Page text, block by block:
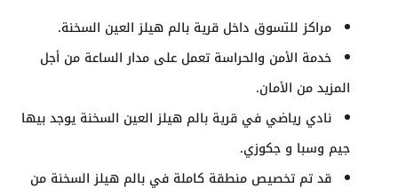
مراكز للتسوق داخل قرية بالم هيلز العين السخنة.
خدمة الأمن والحراسة تعمل على مدار الساعة من أجل
المزيد من الأمان.
نادي رياضي في قرية بالم هيلز العين السخنة يوجد بيها
جيم وسبا و جكوزي.
قد تم تخصيص منطقة كاملة في بالم هيلز السخنة من